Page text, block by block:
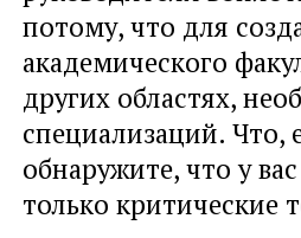
потому, что для
академического
других областях,
специализаций. Что,
обнаружите, что у
только критические